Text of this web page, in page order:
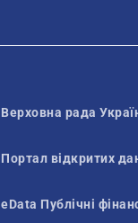
Верховна рада
Портал відкритих
eData Публічні